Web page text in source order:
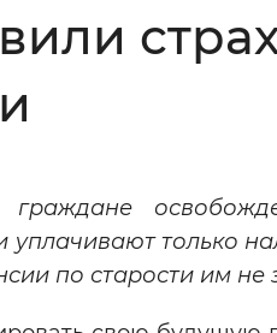
ассистент:
граждане
уплачивают только
по старости им не